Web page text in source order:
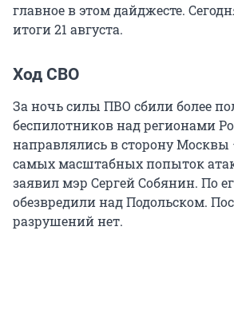
главное в этом дайджесте.
итоги 21 августа.
Ход СВО
За ночь силы ПВО сбили более
беспилотников над регионами
направлялись в сторону Москвы
самых масштабных попыток
заявил мэр Сергей Собянин. По
обезвредили над Подольском.
разрушений нет.